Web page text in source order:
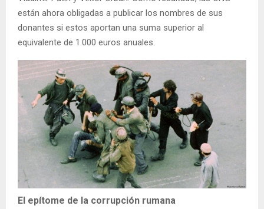
están ahora obligadas a publicar los nombres de sus
donantes si estos aportan una suma superior al
equivalente de 1.000 euros anuales.
El epítome de la corrupción rumana